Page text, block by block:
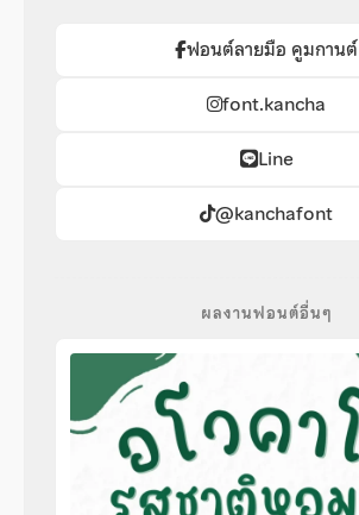
ฟอนต์ลายมือ คูมกานต์
font.kancha
Line
@kanchafont
ผลงานฟอนต์อื่นๆ